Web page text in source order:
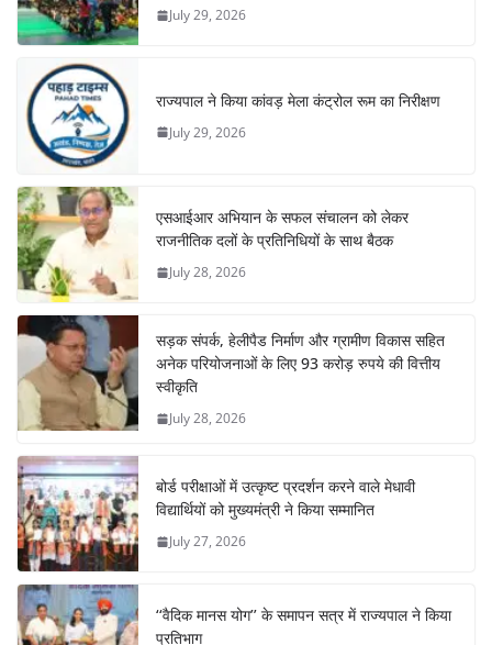
July 29, 2026
राज्यपाल ने किया कांवड़ मेला कंट्रोल रूम का निरीक्षण
July 29, 2026
एसआईआर अभियान के सफल संचालन को लेकर
राजनीतिक दलों के प्रतिनिधियों के साथ बैठक
July 28, 2026
सड़क संपर्क, हेलीपैड निर्माण और ग्रामीण विकास सहित
अनेक परियोजनाओं के लिए 93 करोड़ रुपये की वित्तीय
स्वीकृति
July 28, 2026
बोर्ड परीक्षाओं में उत्कृष्ट प्रदर्शन करने वाले मेधावी
विद्यार्थियों को मुख्यमंत्री ने किया सम्मानित
July 27, 2026
‘‘वैदिक मानस योग’’ के समापन सत्र में राज्यपाल ने किया
प्रतिभाग